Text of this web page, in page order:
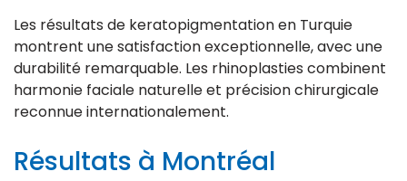
Les résultats de keratopigmentation en Turquie
montrent une satisfaction exceptionnelle, avec une
durabilité remarquable. Les rhinoplasties combinent
harmonie faciale naturelle et précision chirurgicale
reconnue internationalement.
Résultats à Montréal